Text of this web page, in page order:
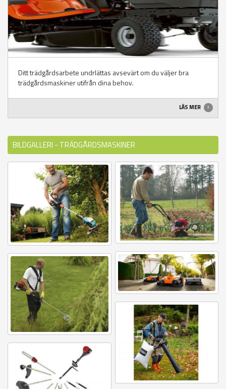
Ditt trädgårdsarbete undrlättas avsevärt om du väljer bra
trädgårdsmaskiner utifrån dina behov.
LÄS MER
BILDGALLERI - TRÄDGÅRDSMASKINER